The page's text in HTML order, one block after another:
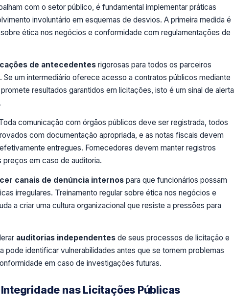
com o setor público, é fundamental implementar práticas
involuntário em esquemas de desvios. A primeira medida é
sobre ética nos negócios e conformidade com regulamentações de
de antecedentes rigorosas para todos os parceiros
um intermediário oferece acesso a contratos públicos mediante
resultados garantidos em licitações, isto é um sinal de alerta
comunicação com órgãos públicos deve ser registrada, todos
com documentação apropriada, e as notas fiscais devem
entregues. Fornecedores devem manter registros
em caso de auditoria.
canais de denúncia internos para que funcionários possam
irregulares. Treinamento regular sobre ética nos negócios e
a criar uma cultura organizacional que resiste a pressões para
auditorias independentes de seus processos de licitação e
pode identificar vulnerabilidades antes que se tornem problemas
em caso de investigações futuras.
nas Licitações Públicas